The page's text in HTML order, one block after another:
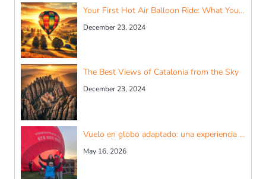
Your First Hot Air Balloon Ride: What You Need to Know
December 23, 2024
The Best Views of Catalonia from the Sky
December 23, 2024
Vuelo en globo adaptado: una experiencia accesible para todos
May 16, 2026